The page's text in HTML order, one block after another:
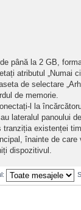
până la 2 GB,
atributul „Numai
de selectare
de memorie.
l la
lateralul panoului
existenței
înainte de care
dispozitivul.